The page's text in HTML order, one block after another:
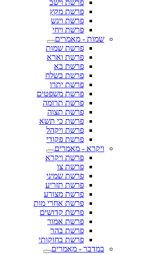
פרשת וישב
פרשת מקץ
פרשת ויגש
פרשת ויחי
שמות - מאמרים
פרשת שמות
פרשת וארא
פרשת בא
פרשת בשלח
פרשת יתרו
פרשת משפטים
פרשת תרומה
פרשת תצוה
פרשת כי תשא
פרשת ויקהל
פרשת פקודי
ויקרא - מאמרים
פרשת ויקרא
פרשת צו
פרשת שמיני
פרשת תזריע
פרשת מצורע
פרשת אחרי מות
פרשת קדושים
פרשת אמור
פרשת בהר
פרשת בחוקותי
במדבר - מאמרים